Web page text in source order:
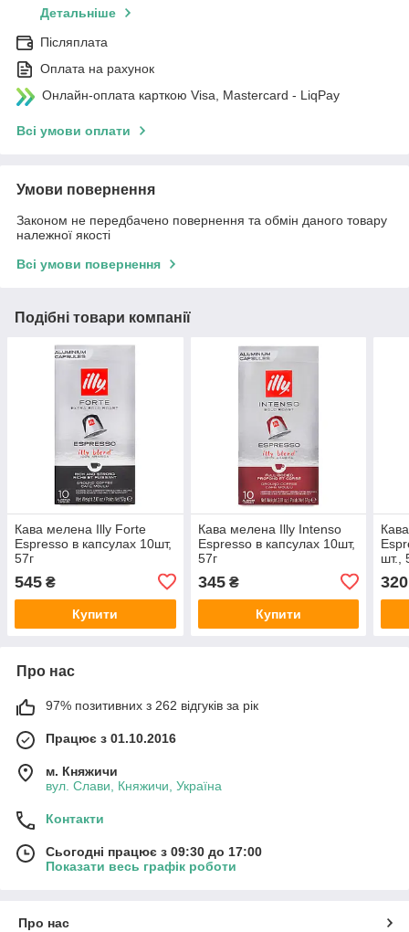
Детальніше
Післяплата
Оплата на рахунок
Онлайн-оплата карткою Visa, Mastercard - LiqPay
Всі умови оплати
Умови повернення
Законом не передбачено повернення та обмін даного товару
належної якості
Всі умови повернення
Подібні товари компанії
Кава мелена Illy Forte
Espresso в капсулах 10шт,
57г
545 ₴
Купити
Кава мелена Illy Intenso
Espresso в капсулах 10шт,
57г
345₴
Купити
шт.,
320
Про нас
97% позитивних з 262 відгуків за рік
Працює з 01.10.2016
м. Княжичи
вул. Слави, Княжичи, Україна
Контакти
Сьогодні працює з 09:30 до 17:00
Показати весь графік роботи
Про нас